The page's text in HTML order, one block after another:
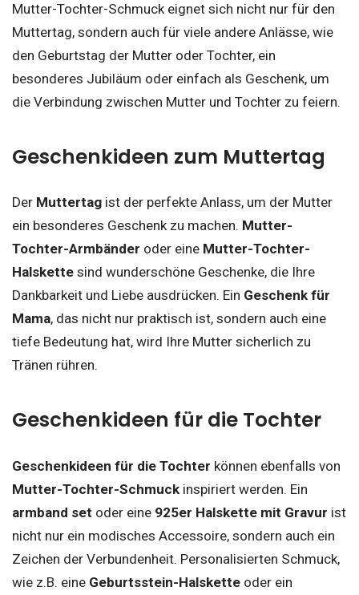
Mutter-Tochter-Schmuck eignet sich nicht nur für den
Muttertag, sondern auch für viele andere Anlässe, wie
den Geburtstag der Mutter oder Tochter, ein
besonderes Jubiläum oder einfach als Geschenk, um
die Verbindung zwischen Mutter und Tochter zu feiern.
Geschenkideen zum Muttertag
Der Muttertag ist der perfekte Anlass, um der Mutter
ein besonderes Geschenk zu machen. Mutter-
Tochter-Armbänder oder eine Mutter-Tochter-
Halskette sind wunderschöne Geschenke, die Ihre
Dankbarkeit und Liebe ausdrücken. Ein Geschenk für
Mama, das nicht nur praktisch ist, sondern auch eine
tiefe Bedeutung hat, wird Ihre Mutter sicherlich zu
Tränen rühren.
Geschenkideen für die Tochter
Geschenkideen für die Tochter können ebenfalls von
Mutter-Tochter-Schmuck inspiriert werden. Ein
armband set oder eine 925er Halskette mit Gravur ist
nicht nur ein modisches Accessoire, sondern auch ein
Zeichen der Verbundenheit. Personalisierten Schmuck,
wie z.B. eine Geburtsstein-Halskette oder ein